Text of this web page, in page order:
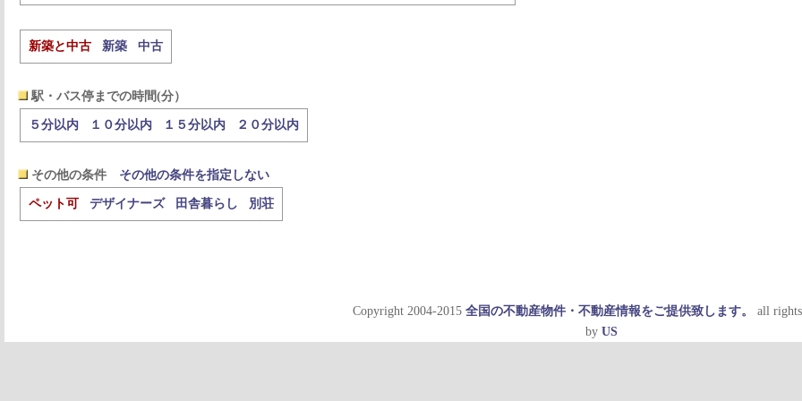
新築と中古 新築 中古
駅・バス停までの時間(分）
５分以内 １０分以内 １５分以内 ２０分以内
その他の条件 その他の条件を指定しない
ペット可 デザイナーズ 田舎暮らし 別荘
Copyright 2004-2015 全国の不動産物件・不動産情報をご提供致します。
all rights
by US